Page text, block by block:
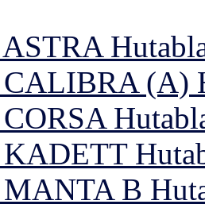
(A)
B